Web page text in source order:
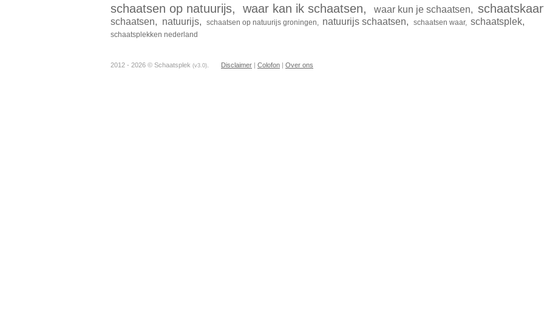
schaatsen op natuurijs, waar kan ik schaatsen, waar kun je schaatsen,
schaatsen, natuurijs, schaatsen op natuurijs groningen, natuurijs schaatsen, schaatsen waar, schaatsplek,
schaatsplekken nederland
2012 - 2026 © Schaatsplek (v3.0) Disclaimer | Colofon | Over ons